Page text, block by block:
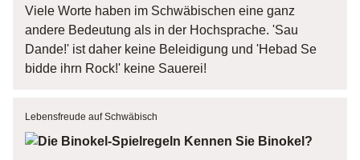
Viele Worte haben im Schwäbischen eine ganz
andere Bedeutung als in der Hochsprache. 'Sau
Dande!' ist daher keine Beleidigung und 'Hebad Se
bidde ihrn Rock!' keine Sauerei!
Lebensfreude auf Schwäbisch
Kennen Sie Binokel?